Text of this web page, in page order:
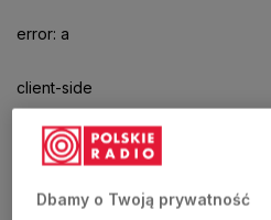
error: a
client-side
exception
hasDbamy o Twoją prywatność